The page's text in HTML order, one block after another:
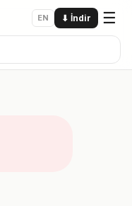
EN ⬇ İndir ☰